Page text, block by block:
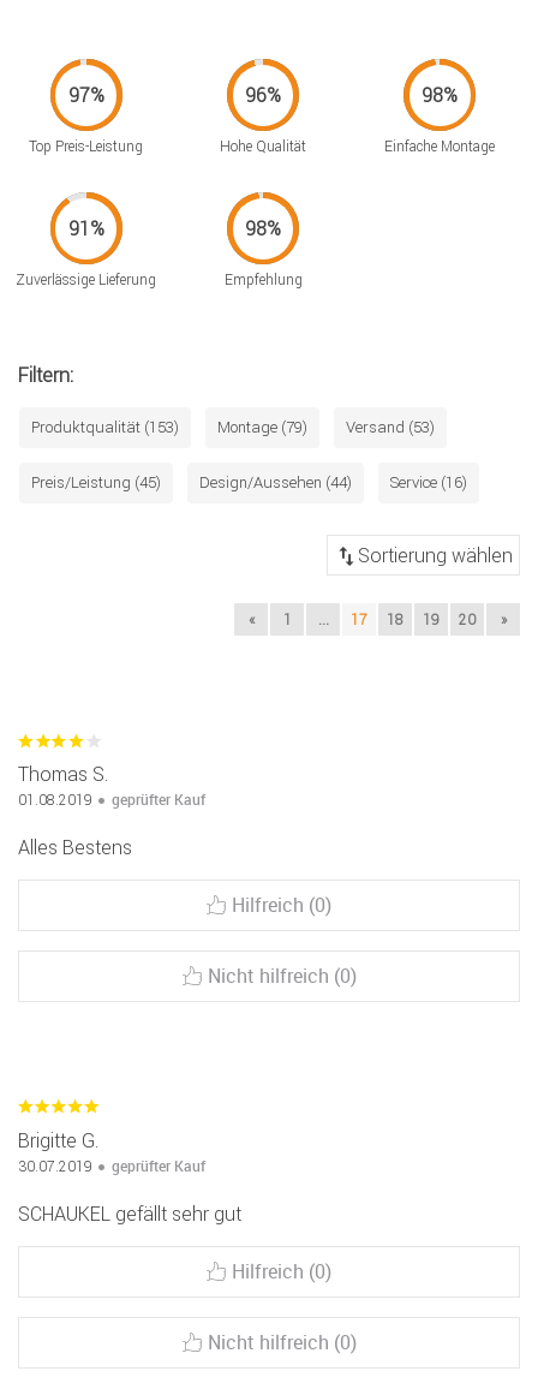
Top Preis-Leistung Hohe Qualität Einfache Montage
Zuverlässige Lieferung Empfehlung
Filtern:
Produktqualität (153) Montage (79) Versand (53)
Preis/Leistung (45) Design/Aussehen (44) Service (16)
« 1 ... 17 18 19 20 »
Thomas S.
01.08.2019 geprüfter Kauf
Alles Bestens
Hilfreich (0)
Nicht hilfreich (0)
Brigitte G.
30.07.2019 geprüfter Kauf
SCHAUKEL gefällt sehr gut
Hilfreich (0)
Nicht hilfreich (0)